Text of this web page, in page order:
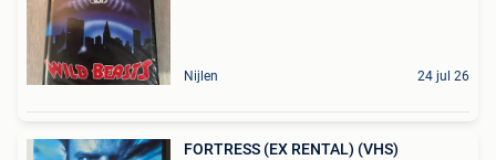
Nijlen 24 jul 26
FORTRESS (EX RENTAL) (VHS)